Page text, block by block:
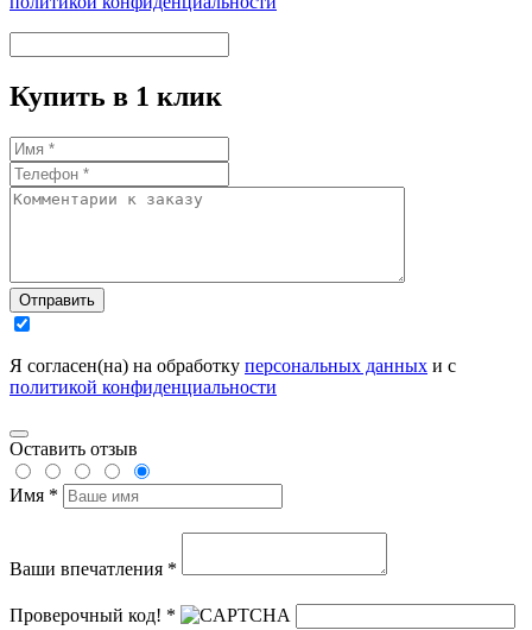
Купить в 1 клик
Отправить
Я согласен(на) на обработку персональных данных и с
политикой конфиденциальности
Оставить отзыв
Имя *
Ваши впечатления *
Проверочный код! *